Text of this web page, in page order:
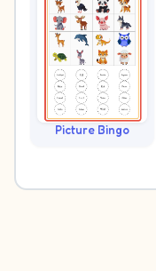
Picture Bingo